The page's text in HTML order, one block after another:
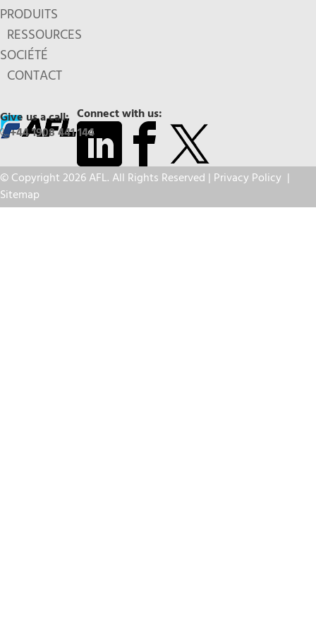
PRODUITS
RESSOURCES
SOCIÉTÉ
CONTACT
Connect with us:
Give us a call:
+44 1908 441 144
© Copyright 2026 AFL. All Rights Reserved | Privacy Policy |
Sitemap